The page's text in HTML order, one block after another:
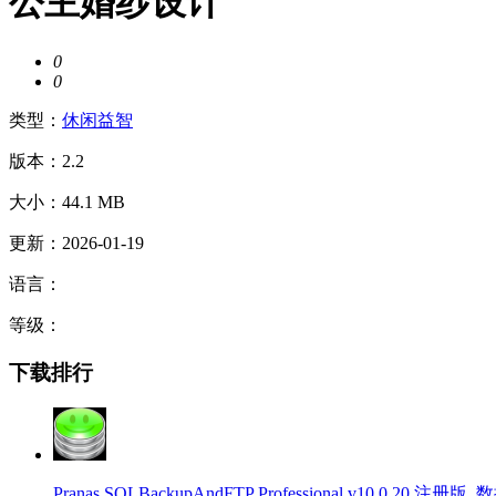
0
0
类型： 休闲益智
版本：2.2
大小：44.1 MB
更新：2026-01-19
语言：
等级：
下载排行